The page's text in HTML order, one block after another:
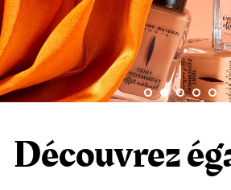
AL LAKE).
Découvrez